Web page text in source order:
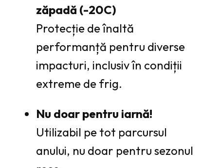
zăpadă (-20C)
Protecție de înaltă
performanță pentru diverse
impacturi, inclusiv în condiții
extreme de frig.
Nu doar pentru iarnă!
Utilizabil pe tot parcursul
anului, nu doar pentru sezonul